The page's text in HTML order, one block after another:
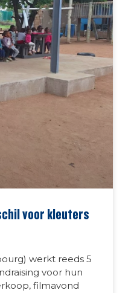
voor kleuters
werkt reeds 5
voor hun
filmavond